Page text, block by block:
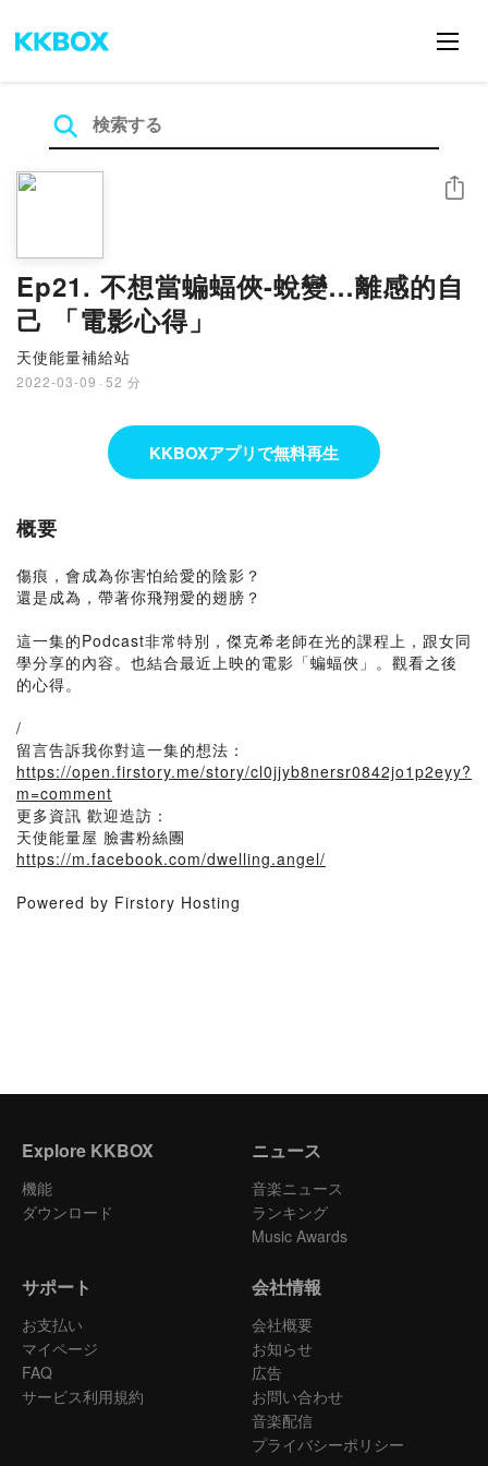
Ep21. 不想當蝙蝠俠-蛻變…離感的自
己 「電影心得」
天使能量補給站
2022-03-09 · 52 分
シェア
KKBOXアプリで無料再生
概要
傷痕，會成為你害怕給愛的陰影？
還是成為，帶著你飛翔愛的翅膀？
這一集的Podcast非常特別，傑克希老師在光的課程上，跟女同
學分享的內容。也結合最近上映的電影「蝙蝠俠」。觀看之後
的心得。
/
留言告訴我你對這一集的想法：
https://open.firstory.me/story/cl0jjyb8nersr0842jo1p2eyy?
m=comment
更多資訊 歡迎造訪：
天使能量屋 臉書粉絲團
https://m.facebook.com/dwelling.angel/
Powered by Firstory Hosting
Explore KKBOX
機能
ダウンロード
ニュース
音楽ニュース
ランキング
Music Awards
サポート
お支払い
マイページ
FAQ
サービス利用規約
会社情報
会社概要
お知らせ
広告
お問い合わせ
音楽配信
プライバシーポリシー